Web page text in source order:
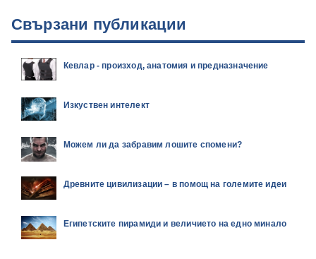
Свързани публикации
Кевлар - произход, анатомия и предназначение
Изкуствен интелект
Можем ли да забравим лошите спомени?
Древните цивилизации – в помощ на големите идеи
Египетските пирамиди и величието на едно минало